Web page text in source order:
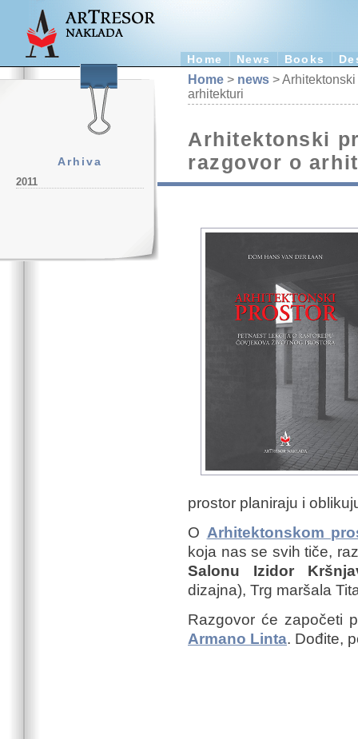
Home News Books
Arhiva
2011
Home > news >
arhitekturi
Arhitektonski
razgovor o
prostor planiraju i
O Arhitektonskom
koja nas se svih tiče,
Salonu Izidor
dizajna), Trg maršala
Razgovor će započeti
Armano Linta. Dođite,